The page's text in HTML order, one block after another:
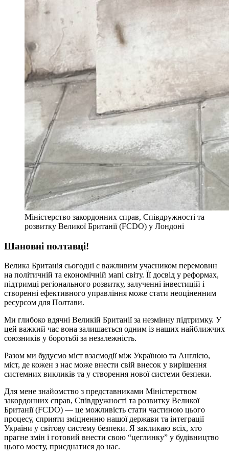
Міністерство закордонних справ, Співдружності та
розвитку Великої Британії (FCDO) у Лондоні
Шановні полтавці!
Велика Британія сьогодні є важливим учасником перемовин
на політичній та економічній мапі світу. Її досвід у реформах,
підтримці регіонального розвитку, залученні інвестицій і
створенні ефективного управління може стати неоціненним
ресурсом для Полтави.
Ми глибоко вдячні Великій Британії за незмінну підтримку. У
цей важкий час вона залишається одним із наших найближчих
союзників у боротьбі за незалежність.
Разом ми будуємо міст взаємодії між Україною та Англією,
міст, де кожен з нас може внести свій внесок у вирішення
системних викликів та у створення нової системи безпеки.
Для мене знайомство з представниками Міністерством
закордонних справ, Співдружності та розвитку Великої
Британії (FCDO) — це можливість стати частиною цього
процесу, сприяти зміцненню нашої держави та інтеграції
України у світову систему безпеки. Я закликаю всіх, хто
прагне змін і готовий внести свою “цеглинку” у будівництво
цього мосту, приєднатися до нас.